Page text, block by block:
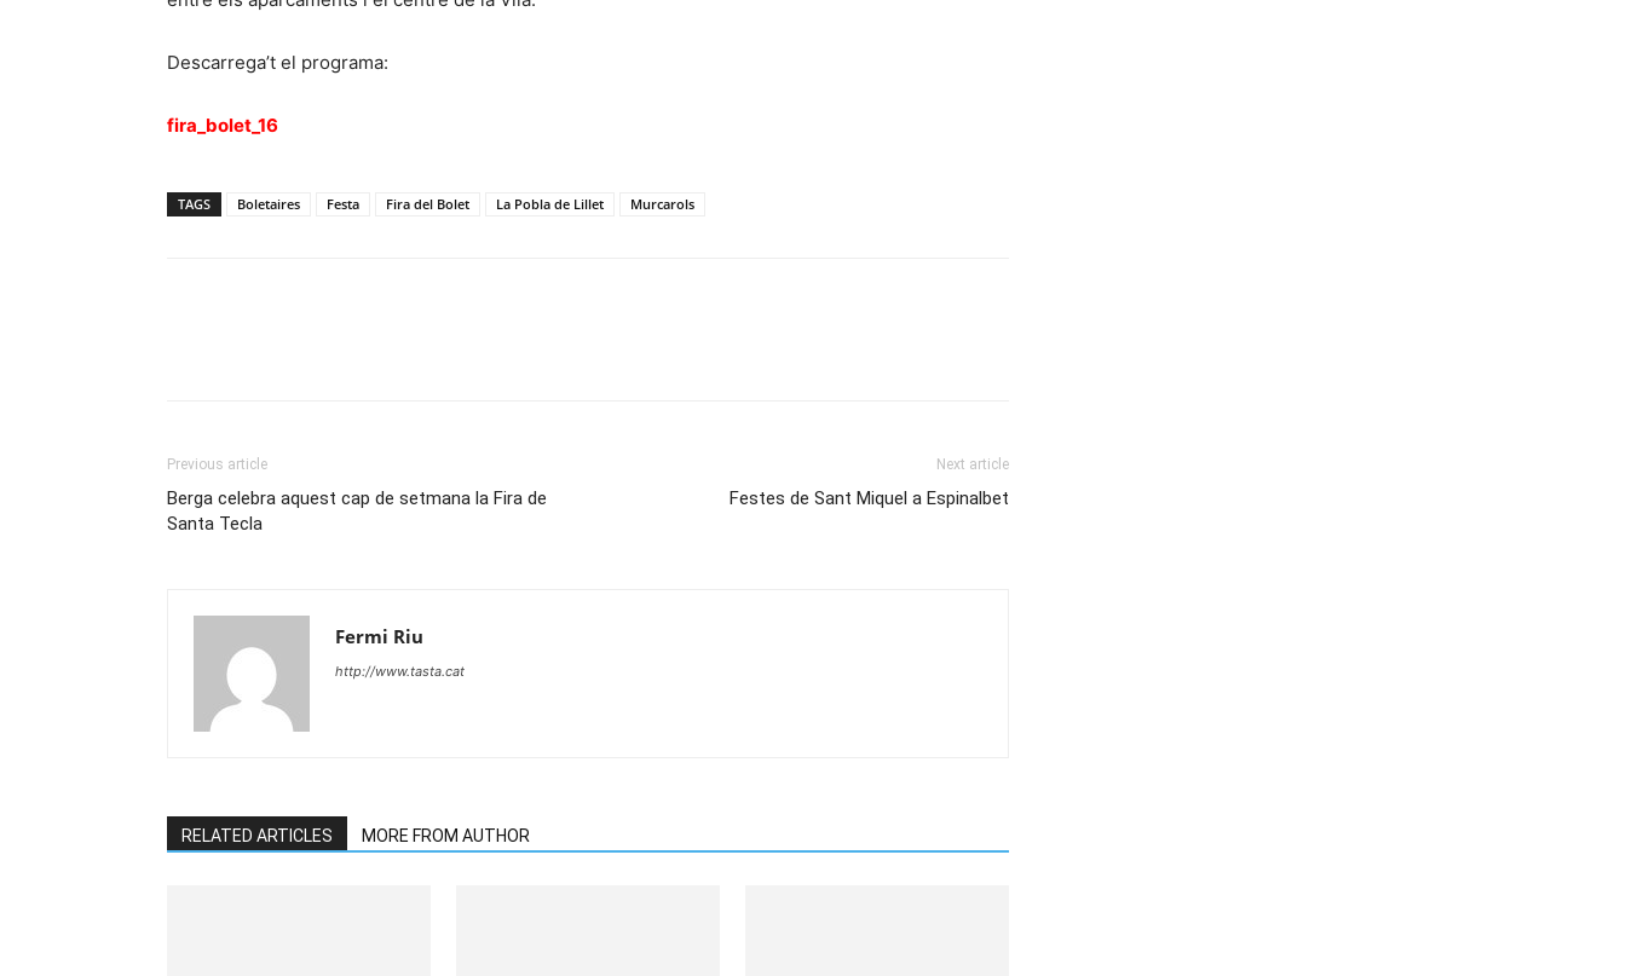
Descarrega’t el programa:
fira_bolet_16
TAGS Boletaires Festa Fira del Bolet La Pobla de Lillet Murcarols
Previous article
Berga celebra aquest cap de setmana la Fira de
Santa Tecla
Next article
Festes de Sant Miquel a Espinalbet
Fermi Riu
http://www.tasta.cat
RELATED ARTICLES MORE FROM AUTHOR